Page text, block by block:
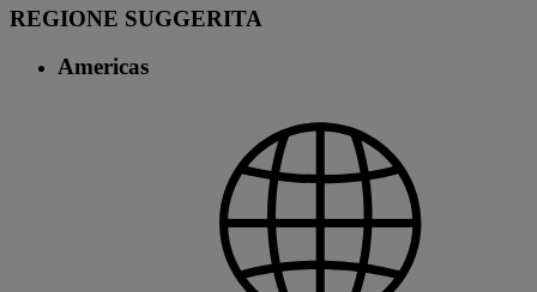
REGIONE SUGGERITA
Americas